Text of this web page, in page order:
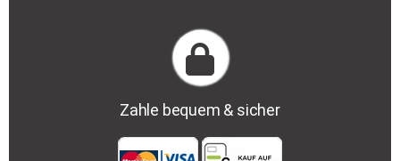
Zahle bequem & sicher